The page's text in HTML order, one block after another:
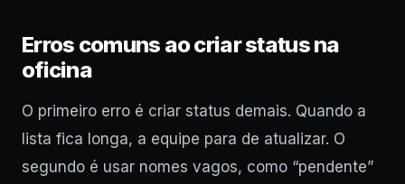
Erros comuns ao criar status na
oficina
O primeiro erro é criar status demais. Quando a
lista fica longa, a equipe para de atualizar. O
segundo é usar nomes vagos, como “pendente”